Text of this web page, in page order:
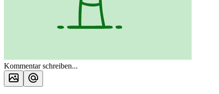
Kommentar schreiben...